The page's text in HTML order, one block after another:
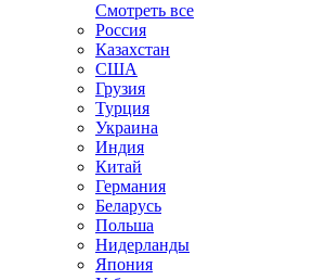
Смотреть все
Россия
Казахстан
США
Грузия
Турция
Украина
Индия
Китай
Германия
Беларусь
Польша
Нидерланды
Япония